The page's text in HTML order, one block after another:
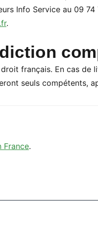
Info Service au 09
.
français. En cas de
seuls compétents,
France.